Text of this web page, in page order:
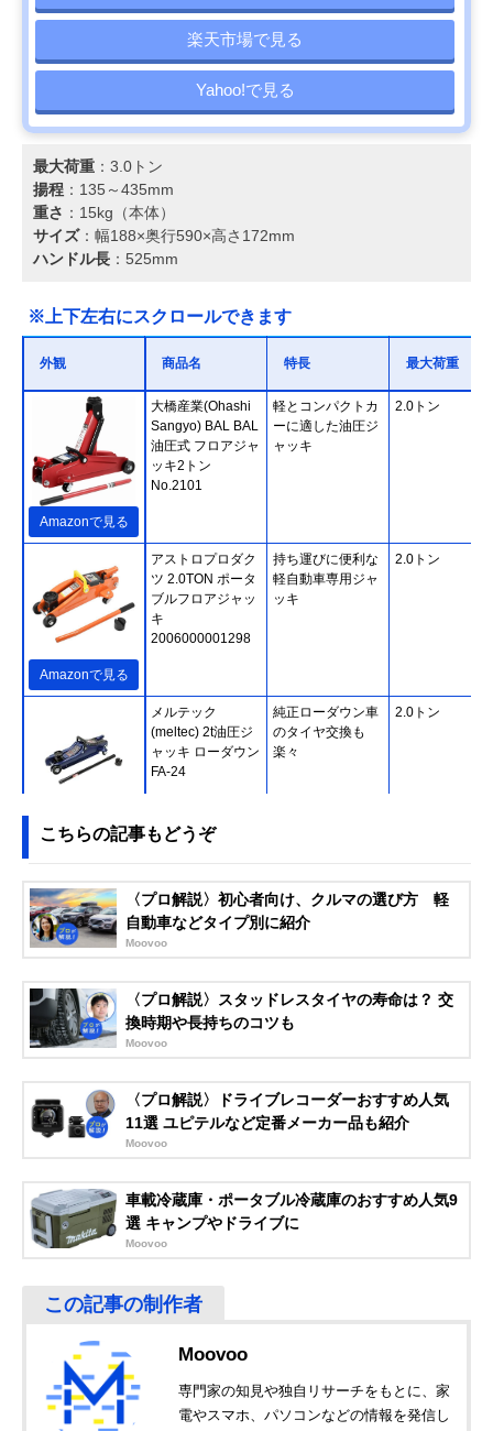
楽天市場で見る
Yahoo!で見る
最大荷重 ：3.0トン
揚程 ：135～435mm
重さ ：15kg（本体）
サイズ：幅188×奥行590×高さ172mm
ハンドル長 ：525mm
※上下左右にスクロールできます
外観 商品名 特長 最大荷重
Amazonで見る
大橋産業(Ohashi
Sangyo) BAL BAL
油圧式 フロアジャ
ッキ2トン
No.2101
軽とコンパクトカ
ーに適した油圧ジ
ャッキ
2.0トン
Amazonで見る
アストロプロダク
ツ 2.0TON ポータ
ブルフロアジャッ
キ
2006000001298
持ち運びに便利な
軽自動車専用ジャ
ッキ
2.0トン
Amazonで見る
メルテック
(meltec) 2t油圧ジ
ャッキ ローダウン
FA-24
純正ローダウン車
のタイヤ交換も
楽々
2.0トン
ダウン車対応 油圧
ジャッキ 2トン
No.2102
付き
(meltec) 2t油圧超
低床ガレージジャ
るツインピストン
仕様
Amazonで見る
エマーソン
(Emerson) ハイリ
フトジャッキ
2.25t EM-227
車高の高い車に対
応したハイリフト
タイプ
(meltec) 2.5t油圧
ジャッキローダウ
ン FD-1
ローダウン機能付
き
Sangyo)
PROEXCEL 油圧
Amazonで見る
メルテック
(meltec) 3t油圧ジ
ャッキ スーパーハ
大型SUV車に対応
したハイリフトタ
イプ
3.0トン
こちらの記事もどうぞ
〈プロ解説〉初心者向け、クルマの選び方 軽
自動車などタイプ別に紹介
Moovoo
〈プロ解説〉スタッドレスタイヤの寿命は？ 交
換時期や長持ちのコツも
Moovoo
〈プロ解説〉ドライブレコーダーおすすめ人気
11選 ユピテルなど定番メーカー品も紹介
Moovoo
車載冷蔵庫・ポータブル冷蔵庫のおすすめ人気9
選 キャンプやドライブに
Moovoo
Moovoo
専門家の知見や独自リサーチをもとに、家
電やスマホ、パソコンなどの情報を発信し